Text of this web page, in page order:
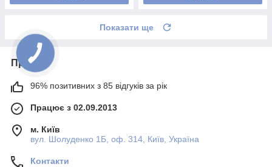
Показати ще
Про нас
96% позитивних з 85 відгуків за рік
Працює з 02.09.2013
м. Київ
вул. Шолуденко 1Б, оф. 314, Київ, Україна
Контакти